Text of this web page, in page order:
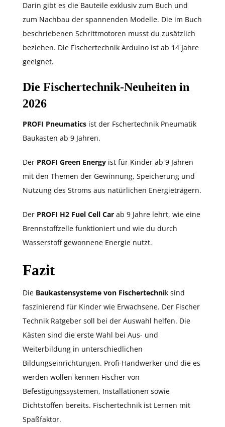
Darin gibt es die Bauteile exklusiv zum Buch und
zum Nachbau der spannenden Modelle. Die im Buch
beschriebenen Schrittmotoren musst du zusätzlich
beziehen. Die Fischertechnik Arduino ist ab 14 Jahre
geeignet.
Die Fischertechnik-Neuheiten in
2026
PROFI Pneumatics ist der Fschertechnik Pneumatik
Baukasten ab 9 Jahren.
Der PROFI Green Energy ist für Kinder ab 9 Jahren
mit den Themen der Gewinnung, Speicherung und
Nutzung des Stroms aus natürlichen Energieträgern.
Der PROFI H2 Fuel Cell Car ab 9 Jahre lehrt, wie eine
Brennstoffzelle funktioniert und wie du durch
Wasserstoff gewonnene Energie nutzt.
Fazit
Die Baukastensysteme von Fischertechnik sind
faszinierend für Kinder wie Erwachsene. Der Fischer
Technik Ratgeber soll bei der Auswahl helfen. Die
Kästen sind die erste Wahl bei Aus- und
Weiterbildung in unterschiedlichen
Bildungseinrichtungen. Profi-Handwerker und die es
werden wollen kennen Fischer von
Befestigungssystemen, Installationen sowie
Dichtstoffen bereits. Fischertechnik ist Lernen mit
Spaßfaktor.